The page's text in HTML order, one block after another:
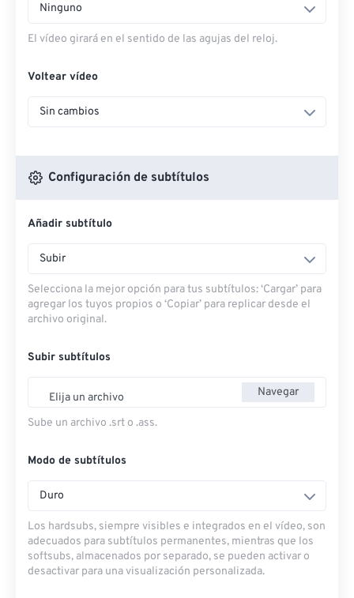
Ninguno
El vídeo girará en el sentido de las agujas del reloj.
Voltear vídeo
Sin cambios
Configuración de subtítulos
Añadir subtítulo
Subir
Selecciona la mejor opción para tus subtítulos: ‘Cargar’ para
agregar los tuyos propios o ‘Copiar’ para replicar desde el
archivo original.
Subir subtítulos
Elija un archivo Navegar
Sube un archivo .srt o .ass.
Modo de subtítulos
Duro
Los hardsubs, siempre visibles e integrados en el vídeo, son
adecuados para subtítulos permanentes, mientras que los
softsubs, almacenados por separado, se pueden activar o
desactivar para una visualización personalizada.